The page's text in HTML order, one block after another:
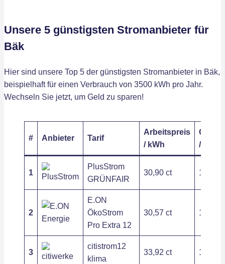
Unsere 5 günstigsten Stromanbieter für
Bäk
Hier sind unsere Top 5 der günstigsten Stromanbieter in Bäk,
beispielhaft für einen Verbrauch von 3500 kWh pro Jahr.
Wechseln Sie jetzt, um Geld zu sparen!
# Anbieter Tarif
Arbeitspreis
/ kWh
/ Jahr
1
PlusStrom
GRÜNFAIR
30,90 ct 141,55
2
E.ON
ÖkoStrom
Pro Extra 12
30,57 ct 167,85
3
citistrom12
klima
33,92 ct 117,81